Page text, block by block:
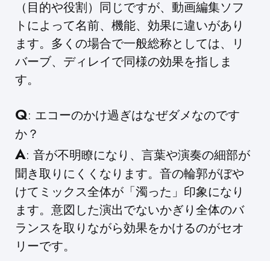
（目的や役割）同じですが、動画編集ソフ
トによって名前、機能、効果に違いがあり
ます。多くの場合で一般総称としては、リ
バーブ、ディレイで同様の効果を指しま
す。
Q: エコーのかけ過ぎはなぜダメなのです
か？
A: 音が不明瞭になり、言葉や演奏の細部が
聞き取りにくくなります。音の輪郭がぼや
けてミックス全体が「濁った」印象になり
ます。意図した演出でないかぎり全体のバ
ランスを取りながら効果をかけるのがセオ
リーです。